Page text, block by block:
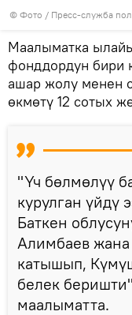
© Фото / Пресс-служба
Маалыматка
фонддордун бири
ашар жолу менен
өкмөтү 12 сотых
"Үч бөлмөлүү
курулган үйдү
Баткен
Алимбаев
катышып,
белек
маалыматта.